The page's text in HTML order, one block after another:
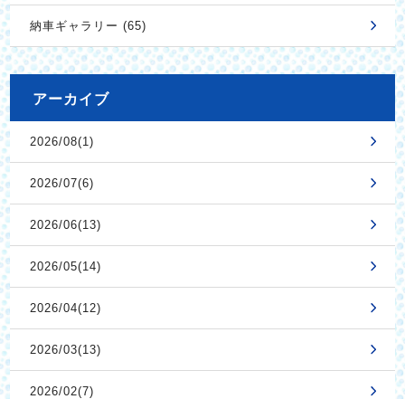
納車ギャラリー (65)
アーカイブ
2026/08(1)
2026/07(6)
2026/06(13)
2026/05(14)
2026/04(12)
2026/03(13)
2026/02(7)